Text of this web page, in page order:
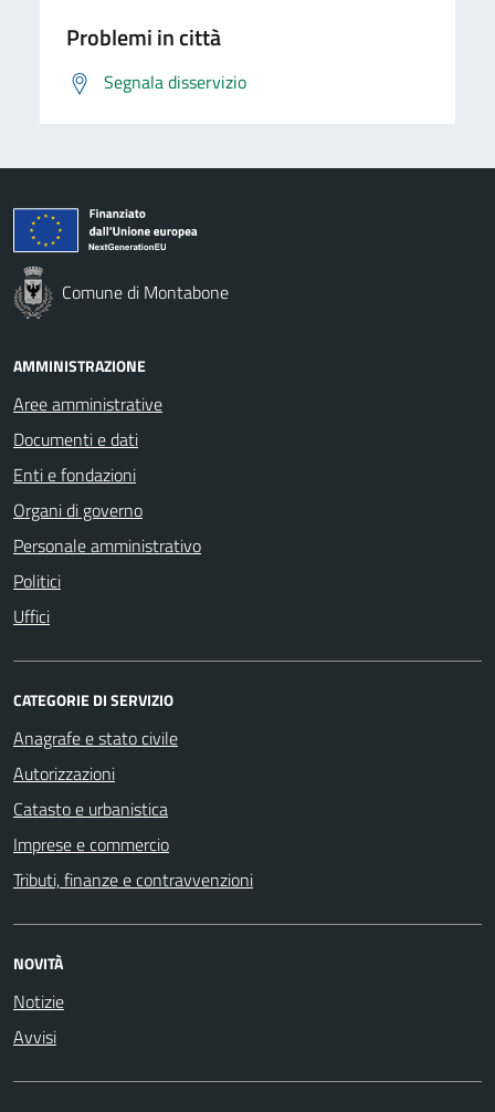
Problemi in città
Segnala disservizio
Comune di Montabone
AMMINISTRAZIONE
Aree amministrative
Documenti e dati
Enti e fondazioni
Organi di governo
Personale amministrativo
Politici
Uffici
CATEGORIE DI SERVIZIO
Anagrafe e stato civile
Autorizzazioni
Catasto e urbanistica
Imprese e commercio
Tributi, finanze e contravvenzioni
NOVITÀ
Notizie
Avvisi